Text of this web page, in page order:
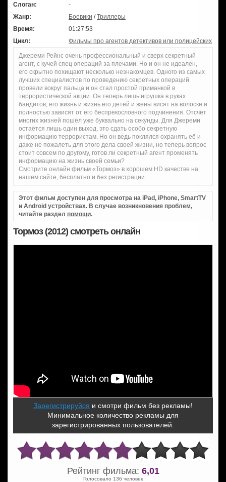
Слоган:
-
Жанр:
Боевики /Триллеры
Время:
01:27:53
Цикл:
Фильмы про агентов детективов или полицейских
Джереми Рейнс очень профессиональный и сверх секретный
агент, с кучей спец операций за плечами. Но и он не идеален,
его скрытно похищают несколько незнакомцев. Одного из самых
лучших специалистов по проведению секретных операций
провели вокруг пальца и он стал простой приманкой в
террористической акции. Он теперь лишь игрушка в руках
бандитов, его жизнь и жизнь его детей и жены висят на волоске и
полностью зависят от его беспрекословного подчинения. Отсчёт
многих жизней пошёл уже буквально на секунды. Для Джереми
остаётся лишь один выход, это сдать особо секретную
информацию террористам. Но он ведь поклялся охранять её и
даже не пожалеть для этого дела своей жизни, но теперь вопрос
стоит совсем по другому, готов ли секретный агент променять
информацию на жизнь своей семьи?
Смотрите онлайн фильм «Тормоз» в хорошем HD качестве на
нашем сайте, бесплатно и без регистрации.
Этот фильм доступен для просмотра на iPad, iPhone, SmartTV
и Android устройствах. В случае возникновения проблем,
читайте раздел помощи.
Тормоз (2012) смотреть онлайн
Зарегистрируйся и смотри фильм без рекламы!
Минимальное количество рекламы для
зарегистрированных пользователей.
Рейтинг фильма: 6,01
Голосовало 136 человек